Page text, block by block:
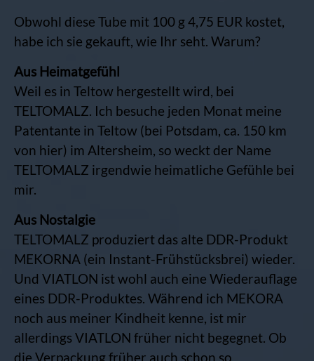
Obwohl diese Tube mit 100 g 4,75 EUR kostet,
habe ich sie gekauft, wie Ihr seht. Warum?
Aus Heimatgefühl
Weil es in Teltow hergestellt wird, bei
TELTOMALZ. Ich besuche jeden Monat meine
Patentante in Teltow (bei Potsdam, ca. 150 km
von hier) im Altersheim, so weckt der Name
TELTOMALZ irgendwie heimatliche Gefühle bei
mir.
Aus Nostalgie
TELTOMALZ produziert das alte DDR-Produkt
MEKORNA (ein Instant-Frühstücksbrei) wieder.
Und VIATLON ist wohl auch eine Wiederauflage
eines DDR-Produktes. Während ich MEKORA
noch aus meiner Kindheit kenne, ist mir
allerdings VIATLON früher nicht begegnet. Ob
die Verpackung früher auch schon so